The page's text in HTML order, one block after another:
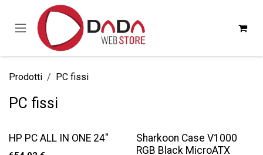
Passa al contenuto
Prodotti PC fissi
PC fissi
HP PC ALL IN ONE 24"
Sharkoon Case V1000
RGB Black MicroATX